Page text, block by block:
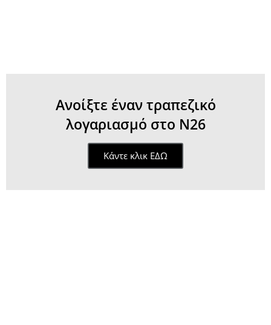
Ανοίξτε έναν τραπεζικό
λογαριασμό στο N26
Κάντε κλικ ΕΔΩ